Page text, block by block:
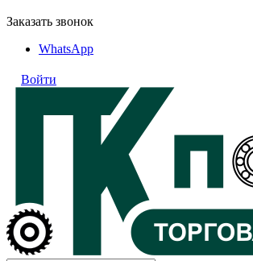
Заказать звонок
WhatsApp
Войти